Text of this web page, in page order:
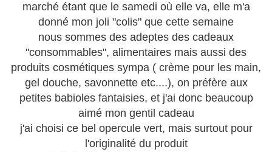
marché étant que le samedi où elle va, elle m'a
donné mon joli "colis" que cette semaine
nous sommes des adeptes des cadeaux
"consommables", alimentaires mais aussi des
produits cosmétiques sympa ( crème pour les main,
gel douche, savonnette etc....), on préfère aux
petites babioles fantaisies, et j'ai donc beaucoup
aimé mon gentil cadeau
j'ai choisi ce bel opercule vert, mais surtout pour
l'originalité du produit